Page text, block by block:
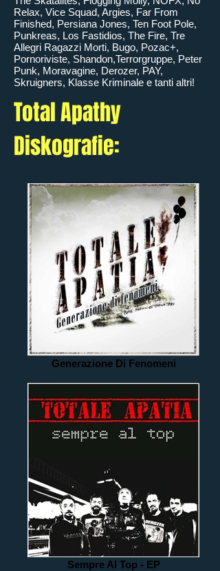
Relax, Vice Squad, Argies, Far From
Finished, Persiana Jones, Ten Foot Pole,
Punkreas, Los Fastidios, The Fire, Tre
Allegri Ragazzi Morti, Bugo, Pozac+,
Pornoriviste, Shandon,Terrorgruppe, Peter
Punk, Moravagine, Derozer, PAY,
Skruigners, Klasse Kriminale e tanti altri!
Total Apathy
Diskografie:
Generazione Di Fenomeni
Sempre Al Top - EP